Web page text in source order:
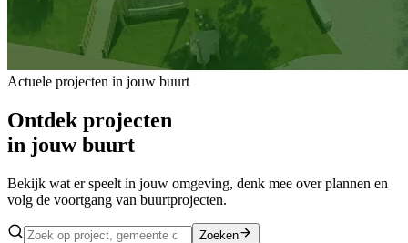
Actuele projecten in jouw buurt
Ontdek projecten
in jouw buurt
Bekijk wat er speelt in jouw omgeving, denk mee over plannen en
volg de voortgang van buurtprojecten.
Zoeken